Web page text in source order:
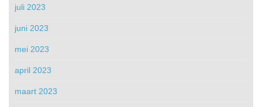
juli 2023
juni 2023
mei 2023
april 2023
maart 2023